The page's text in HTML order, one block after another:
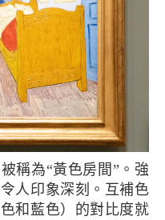
人印象深刻。互補色
和藍色）的對比度就